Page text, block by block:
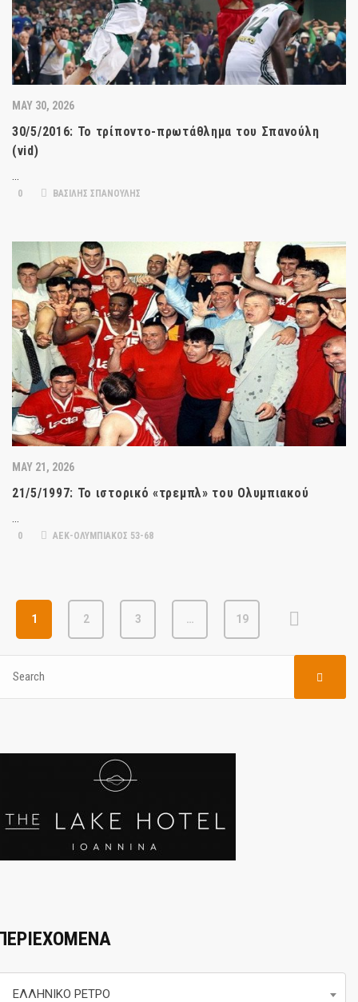
MAY 30, 2026
30/5/2016: Το τρίποντο-πρωτάθλημα του Σπανούλη
(vid)
0 ΒΑΣΙΛΗΣ ΣΠΑΝΟΥΛΗΣ
MAY 21, 2026
21/5/1997: Το ιστορικό «τρεμπλ» του Ολυμπιακού
…
0 ΑΕΚ-ΟΛΥΜΠΙΑΚΟΣ 53-68
1 2 3 … 19
ΕΛΛΗΝΙΚΟ ΡΕΤΡΟ